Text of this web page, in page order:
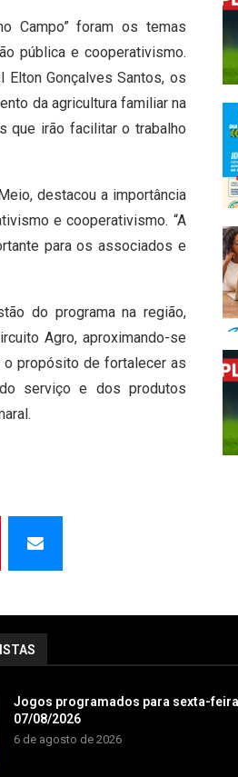
Campo” foram os temas
pública e cooperativismo.
Elton Gonçalves Santos, os
da agricultura familiar na
que irão facilitar o trabalho
destacou a importância
e cooperativismo. “A
para os associados e
do programa na região,
Agro, aproximando-se
o propósito de fortalecer as
serviço e dos produtos
Jogos programados para sexta-
07/08/2026
6 de agosto de 2026